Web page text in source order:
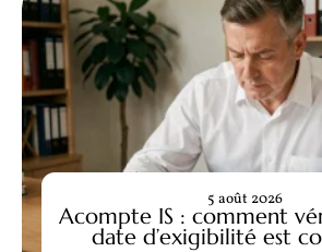
Acompte IS : comment
date d’exigibilité est
5 août 2026